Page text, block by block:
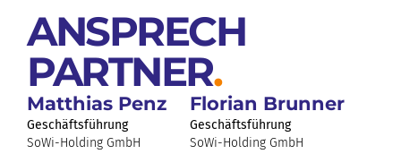
ANSPRECH
PARTNER.
Matthias Penz
Geschäftsführung
SoWi-Holding GmbH
Florian Brunner
Geschäftsführung
SoWi-Holding GmbH